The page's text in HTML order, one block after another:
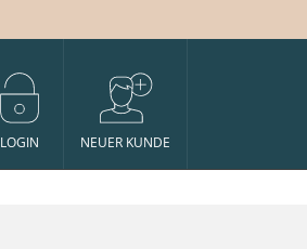
LOGIN NEUER KUNDE